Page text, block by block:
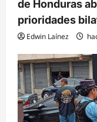
de Honduras
prioridades
Edwin Laínez